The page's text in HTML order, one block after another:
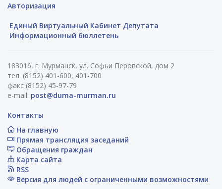
Авторизация
Единый Виртуальный Кабинет Депутата
Информационный бюллетень
183016, г. Мурманск, ул. Софьи Перовской, дом 2
тел. (8152) 401-600, 401-700
факс (8152) 45-97-79
e-mail: post@duma-murman.ru
Контакты
На главную
Прямая трансляция заседаний
Обращения граждан
Карта сайта
RSS
Версия для людей с ограниченными возможностями